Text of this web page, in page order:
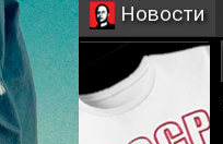
Новости